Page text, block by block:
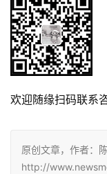
欢迎随缘扫码联系
原创文章，作者：
http://